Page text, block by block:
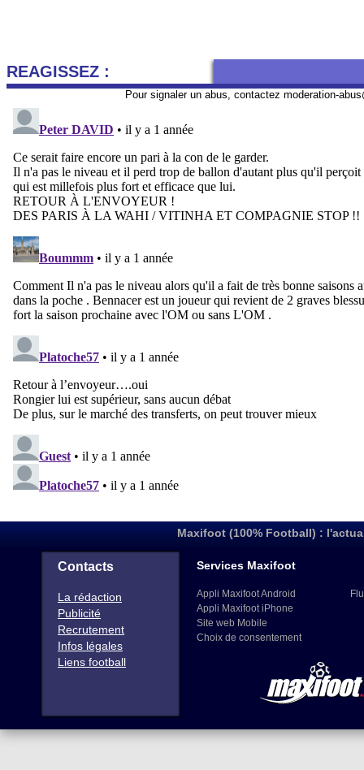
REAGISSEZ :
Pour signaler un abus, contactez moderation-
Maxifoot (100% Football) :
Contacts
La rédaction
Publicité
Recrutement
Infos légales
Liens football
Services Maxifoot
Appli Maxifoot Android
Appli Maxifoot iPhone
Site web Mobile
Choix de consentement